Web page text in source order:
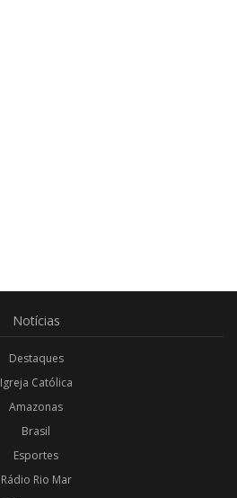
Notícias
Destaques
Igreja Católica
Amazonas
Brasil
Esportes
Rádio Rio Mar